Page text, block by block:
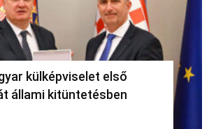
külképviselet első
állami kitüntetésben